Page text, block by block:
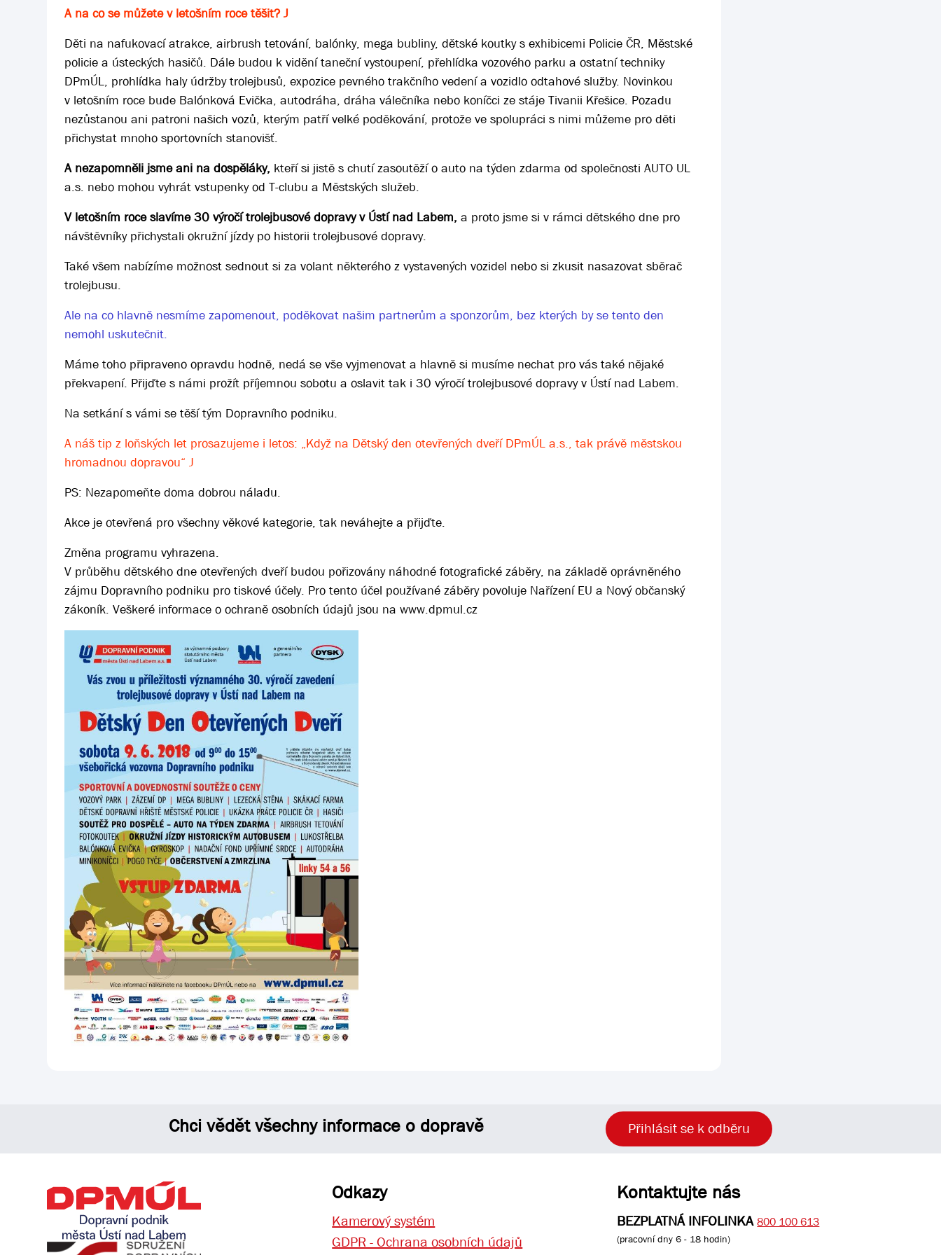
A na co se můžete v letošním roce těšit?J
Děti na nafukovací atrakce, airbrush tetování, balónky, mega bubliny, dětské koutky s exhibicemi Policie ČR, Městské
policie a ústeckých hasičů. Dále budou k vidění taneční vystoupení, přehlídka vozového parku a ostatní techniky
DPmÚL, prohlídka haly údržby trolejbusů, expozice pevného trakčního vedení a vozidlo odtahové služby. Novinkou
v letošním roce bude Balónková Evička, autodráha, dráha válečníka nebo koníčci ze stáje Tivanii Křešice. Pozadu
nezůstanou ani patroni našich vozů, kterým patří velké poděkování, protože ve spolupráci s nimi můžeme pro děti
přichystat mnoho sportovních stanovišť.
A nezapomněli jsme ani na dospěláky, kteří si jistě s chutí zasoutěží o auto na týden zdarma od společnosti AUTO UL
a.s. nebo mohou vyhrát vstupenky od T-clubu a Městských služeb.
V letošním roce slavíme 30 výročí trolejbusové dopravy v Ústí nad Labem,a proto jsme si v rámci dětského dne pro
návštěvníky přichystali okružní jízdy po historii trolejbusové dopravy.
Také všem nabízíme možnost sednout si za volant některého z vystavených vozidel nebo si zkusit nasazovat sběrač
trolejbusu.
Ale na co hlavně nesmíme zapomenout, poděkovat našim partnerům a sponzorům, bez kterých by se tento den
nemohl uskutečnit.
Máme toho připraveno opravdu hodně, nedá se vše vyjmenovat a hlavně si musíme nechat pro vás také nějaké
překvapení. Přijďte s námi prožít příjemnou sobotu a oslavit tak i 30 výročí trolejbusové dopravy v Ústí nad Labem.
Na setkání s vámi se těší tým Dopravního podniku.
A náš tip z loňských let prosazujeme i letos: „Když na Dětský den otevřených dveří DPmÚL a.s., tak právě městskou
hromadnou dopravou“J
PS: Nezapomeňte doma dobrou náladu.
Akce je otevřená pro všechny věkové kategorie, tak neváhejte a přijďte.
Změna programu vyhrazena.
V průběhu dětského dne otevřených dveří budou pořizovány náhodné fotografické záběry, na základě oprávněného
zájmu Dopravního podniku pro tiskové účely. Pro tento účel používané záběry povoluje Nařízení EU a Nový občanský
zákoník. Veškeré informace o ochraně osobních údajů jsou na www.dpmul.cz
Chci vědět všechny informace o dopravě Přihlásit se k odběru
Odkazy
Kamerový systém
GDPR - Ochrana osobních údajů
Kontaktujte nás
BEZPLATNÁ INFOLINKA 800 100 613
(pracovní dny 6 - 18 hodin)